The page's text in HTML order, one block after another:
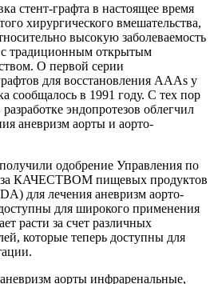
стент-графта в настоящее время
хирургического вмешательства,
высокую заболеваемость
с традиционным открытым
О первой серии
для восстановления AAAs у
сообщалось в 1991 году. С тех пор
эндопротезов облегчил
аневризм аорты и аорто-
одобрение Управления по
КАЧЕСТВОМ пищевых продуктов
для лечения аневризм аорто-
для широкого применения
расти за счет различных
которые теперь доступны для
аорты инфраренальные,